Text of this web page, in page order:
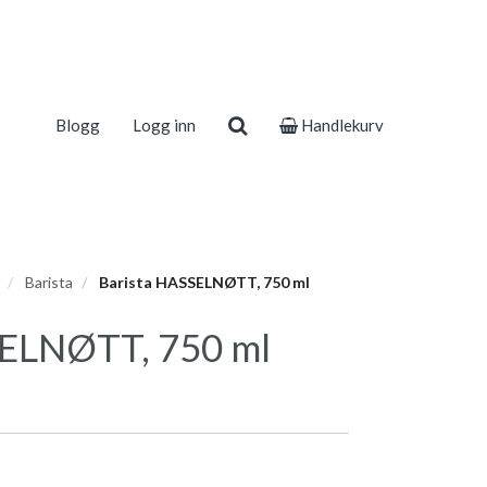
Blogg Logg inn Handlekurv
Barista Barista HASSELNØTT, 750 ml
750 ml